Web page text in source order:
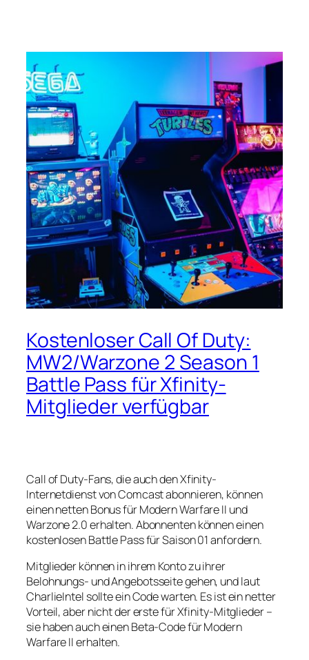
Kostenloser Call Of Duty:
MW2/Warzone 2 Season 1
Battle Pass für Xfinity-
Mitglieder verfügbar
Call of Duty-Fans, die auch den Xfinity-
Internetdienst von Comcast abonnieren, können
einen netten Bonus für Modern Warfare II und
Warzone 2.0 erhalten. Abonnenten können einen
kostenlosen Battle Pass für Saison 01 anfordern.
Mitglieder können in ihrem Konto zu ihrer
Belohnungs- und Angebotsseite gehen, und laut
CharlieIntel sollte ein Code warten. Es ist ein netter
Vorteil, aber nicht der erste für Xfinity-Mitglieder –
sie haben auch einen Beta-Code für Modern
Warfare II erhalten.